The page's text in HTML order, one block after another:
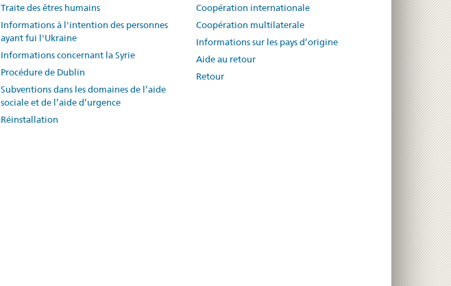
Traite des êtres humains
Informations à l'intention des personnes
ayant fui l'Ukraine
Informations concernant la Syrie
Procédure de Dublin
Subventions dans les domaines de l’aide
sociale et de l’aide d’urgence
Réinstallation
Coopération internationale
Coopération multilaterale
Informations sur les pays d’origine
Aide au retour
Retour